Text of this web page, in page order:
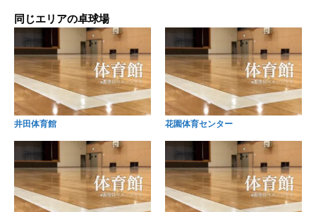
同じエリアの卓球場
井田体育館 花園体育センター